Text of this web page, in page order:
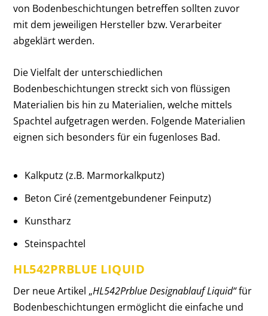
von Bodenbeschichtungen betreffen sollten zuvor
mit dem jeweiligen Hersteller bzw. Verarbeiter
abgeklärt werden.
Die Vielfalt der unterschiedlichen
Bodenbeschichtungen streckt sich von flüssigen
Materialien bis hin zu Materialien, welche mittels
Spachtel aufgetragen werden. Folgende Materialien
eignen sich besonders für ein fugenloses Bad.
Kalkputz (z.B. Marmorkalkputz)
Beton Ciré (zementgebundener Feinputz)
Kunstharz
Steinspachtel
HL542PRBLUE LIQUID
Der neue Artikel „HL542Prblue Designablauf Liquid“für
Bodenbeschichtungen ermöglicht die einfache und